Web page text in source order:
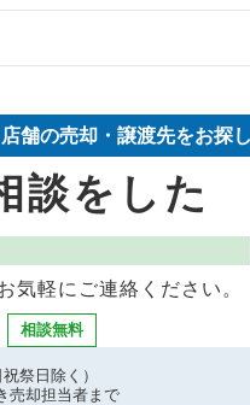
一覧
舗の売却・譲渡先をお探
談をした
気軽にご連絡ください。
相談無料
祭日除く）
売却担当者まで